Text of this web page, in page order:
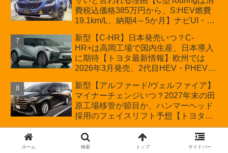
費税込価格385万円から、S:HEV燃費
19.1km/L、納期4～5か月】ナビUI・冬
カーオブザイヤーとJNCAP大賞受賞後
も残る注意点
新型【C-HR】日本発売いつ？C-
HR+は高岡工場で国内生産、日本導入
に期待【トヨタ最新情報】欧州では
2026年3月発売、2代目HEV・PHEVは
新型【アルファード/ヴェルファイア】
マイナーチェンジいつ？2027年末の田
原工場移管が節目か、ハンマーヘッド
採用のフェイスリフト予想【トヨタ最
新情報】2026年6月一部改良済み、消
費税込価格559万9000円から
新型【ハリアー】一部改良いつ？2026
年夏頃実施予定、HEV受注再開、ガソ
ホーム 検索 トップ サイドバー